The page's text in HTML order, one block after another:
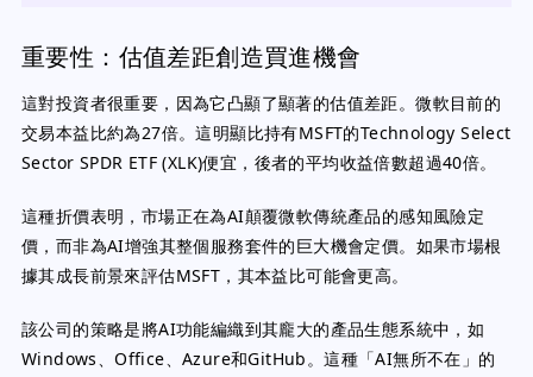
重要性：估值差距創造買進機會
這對投資者很重要，因為它凸顯了顯著的估值差距。微軟目前的
交易本益比約為27倍。這明顯比持有MSFT的Technology Select
Sector SPDR ETF (XLK)便宜，後者的平均收益倍數超過40倍。
這種折價表明，市場正在為AI顛覆微軟傳統產品的感知風險定
價，而非為AI增強其整個服務套件的巨大機會定價。如果市場根
據其成長前景來評估MSFT，其本益比可能會更高。
該公司的策略是將AI功能編織到其龐大的產品生態系統中，如
Windows、Office、Azure和GitHub。這種「AI無所不在」的